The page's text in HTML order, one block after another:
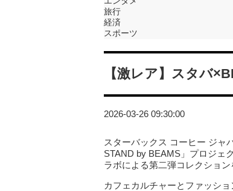
旅行
経済
スポーツ
【激レア】スタバ
2026-03-26 09:30:00
スターバックス コーヒー ジャ
STAND by BEAMS」プロジェ
ラボによる第二弾コレクション
カフェカルチャーとファッシ